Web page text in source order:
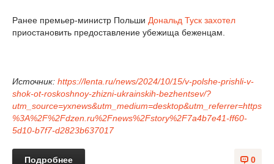
Ранее премьер-министр Польши Дональд Туск захотел
приостановить предоставление убежища беженцам.
Источник: https://lenta.ru/news/2024/10/15/v-polshe-prishli-v-
shok-ot-roskoshnoy-zhizni-ukrainskih-bezhentsev/?
utm_source=yxnews&utm_medium=desktop&utm_referrer=https
%3A%2F%2Fdzen.ru%2Fnews%2Fstory%2F7a4b7e41-ff60-
5d10-b7f7-d2823b637017
0
Подробнее